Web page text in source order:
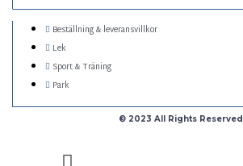
Beställning & leveransvillkor
Lek
Sport & Träning
Park
© 2023 All Rights Reserved